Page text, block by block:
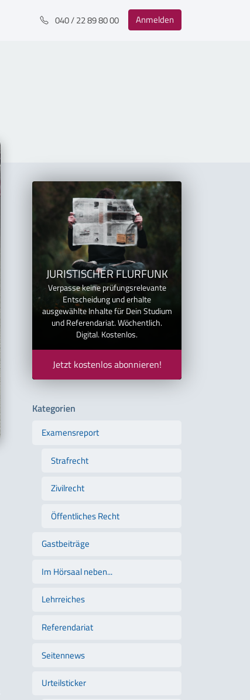
040 / 22 89 80 00 Anmelden
JURISTISCHER FLURFUNK
Verpasse keine prüfungsrelevante
Entscheidung und erhalte
ausgewählte Inhalte für Dein Studium
und Referendariat. Wöchentlich.
Digital. Kostenlos.
Jetzt kostenlos abonnieren!
Kategorien
Examensreport
Strafrecht
Zivilrecht
Öffentliches Recht
Gastbeiträge
Im Hörsaal neben...
Lehrreiches
Referendariat
Seitennews
Urteilsticker